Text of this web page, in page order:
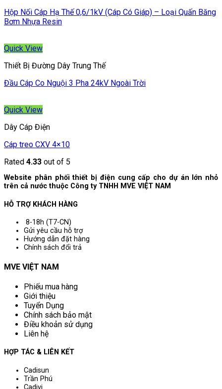
Hộp Nối Cáp Hạ Thế 0,6/1kV (Cáp Có Giáp) – Loại Quấn Băng
Bơm Nhựa Resin
Quick View
Thiết Bị Đường Dây Trung Thế
Đầu Cáp Co Nguội 3 Pha 24kV Ngoài Trời
Quick View
Dây Cáp Điện
Cáp treo CXV 4×10
Rated 4.33 out of 5
Website phân phối thiết bị điện cung cấp cho dự án lớn nhỏ
trên cả nước thuộc Công ty TNHH MVE VIỆT NAM
HỖ TRỢ KHÁCH HÀNG
8-18h (T7-CN)
Gửi yêu cầu hỗ trợ
Hướng dẫn đặt hàng
Chính sách đổi trả
MVE VIỆT NAM
Phiếu mua hàng
Giới thiệu
Tuyển Dụng
Chính sách bảo mật
Điều khoản sử dụng
Liên hệ
HỢP TÁC & LIÊN KẾT
Cadisun
Trần Phú
Cadivi